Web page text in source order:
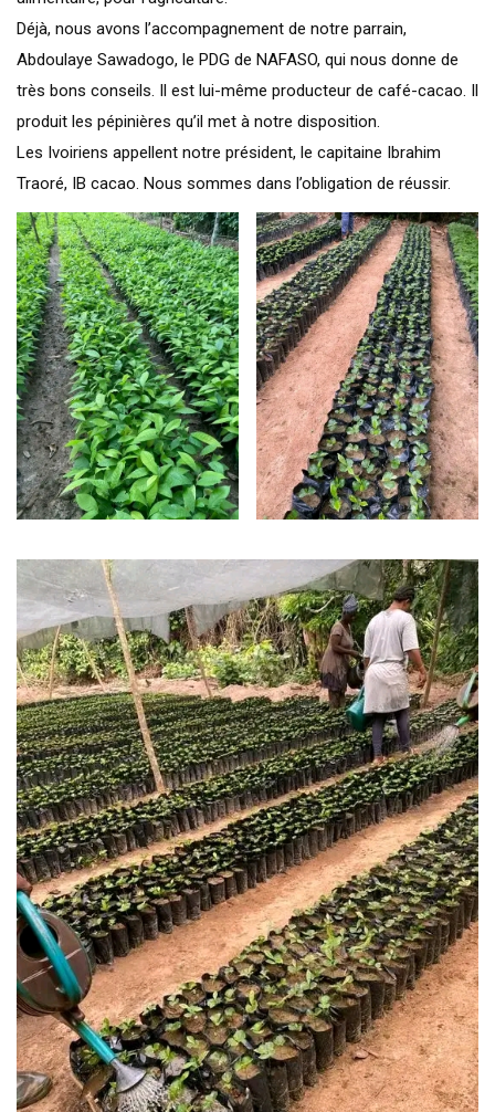
Déjà, nous avons l’accompagnement de notre parrain,
Abdoulaye Sawadogo, le PDG de NAFASO, qui nous donne de
très bons conseils. Il est lui-même producteur de café-cacao. Il
produit les pépinières qu’il met à notre disposition.
Les Ivoiriens appellent notre président, le capitaine Ibrahim
Traoré, IB cacao. Nous sommes dans l’obligation de réussir.